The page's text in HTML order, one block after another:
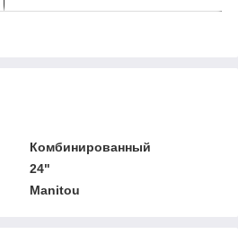
Комбинированный
24"
Manitou